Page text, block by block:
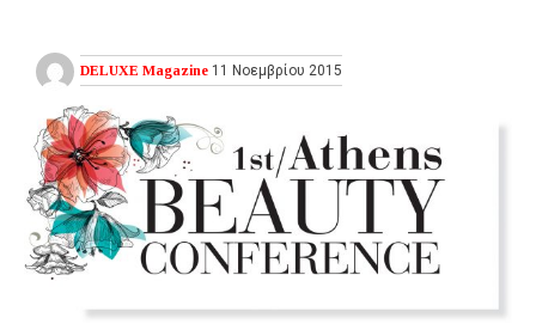
DELUXE Magazine 11 Νοεμβρίου 2015